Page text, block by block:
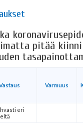
pitää
Varmuus
eri